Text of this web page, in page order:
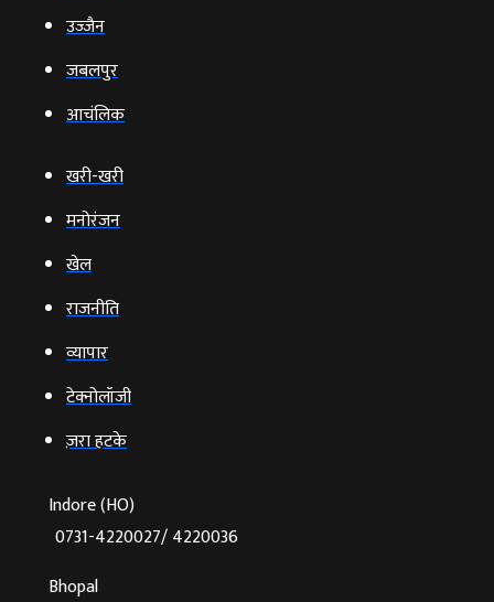
उज्‍जैन
जबलपुर
आचंलिक
खरी-खरी
मनोरंजन
खेल
राजनीति
व्‍यापार
टेक्‍नोलॉजी
ज़रा हटके
Indore (HO)
0731-4220027/ 4220036
Bhopal